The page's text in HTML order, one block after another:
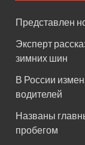
Представлен
Эксперт
зимних шин
В России
водителей
Названы
пробегом